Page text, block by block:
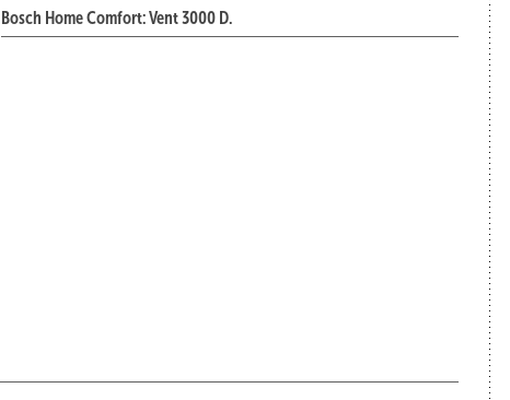
Bosch Home Comfort: Vent 3000 D.